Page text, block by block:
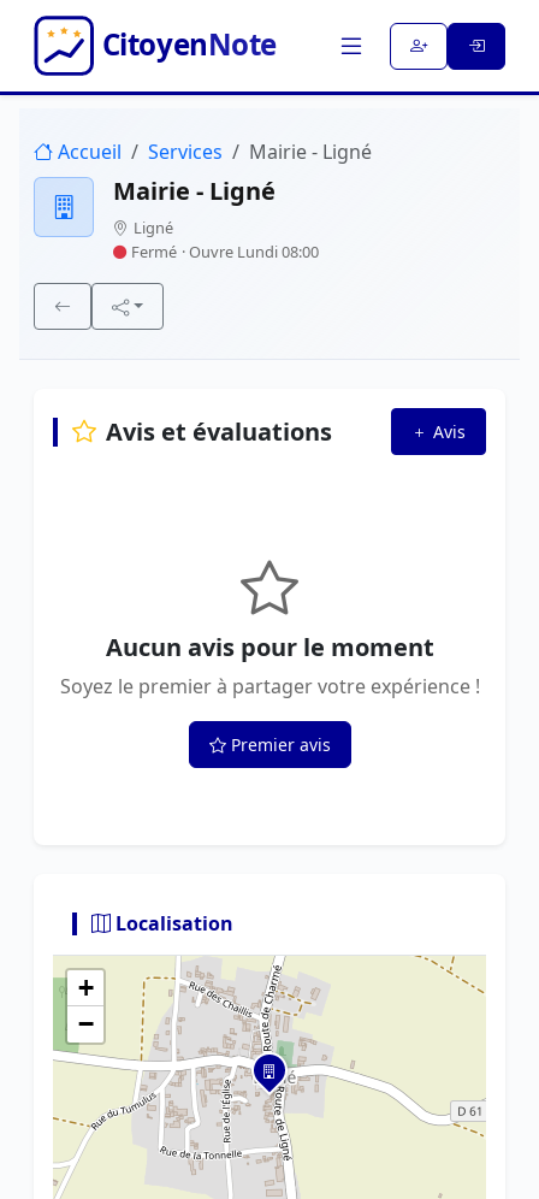
Accueil Services Mairie - Ligné
Mairie - Ligné
Ligné
Fermé · Ouvre Lundi 08:00
Avis et évaluations Avis
Aucun avis pour le moment
Soyez le premier à partager votre expérience !
Premier avis
Localisation
+
−